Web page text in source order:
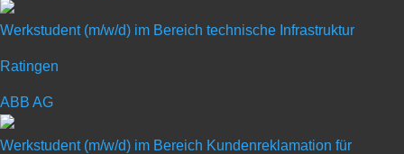
Werkstudent (m/w/d) im Bereich technische Infrastruktur
Ratingen
ABB AG
Werkstudent (m/w/d) im Bereich Kundenreklamation für
Duales Studium Elektro- und
Informationstechnik Automation